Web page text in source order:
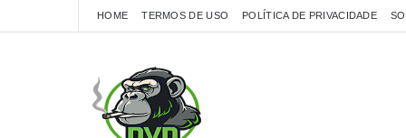
HOME TERMOS DE USO POLÍTICA DE PRIVACIDADE